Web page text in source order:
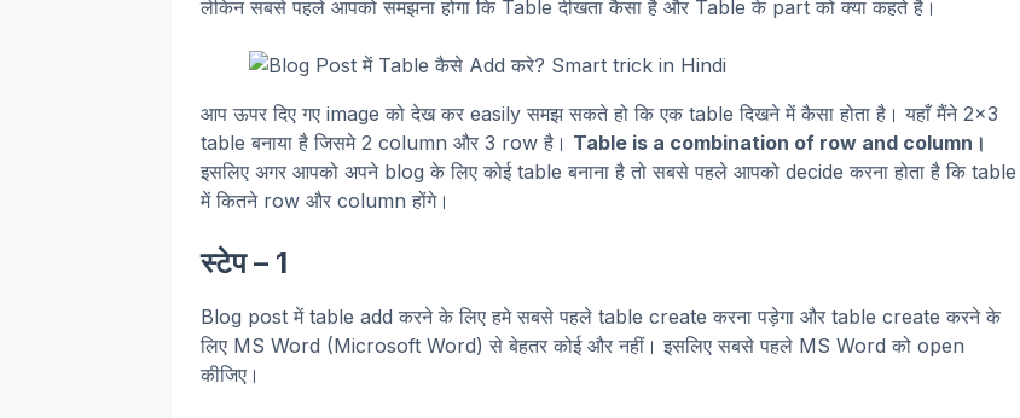
लेकिन सबसे पहले आपको समझना होगा कि Table दीखता कैसा है और Table के part को क्या कहते है।
आप ऊपर दिए गए image को देख कर easily समझ सकते हो कि एक table दिखने में कैसा होता है। यहाँ मैंने 2×3
table बनाया है जिसमे 2 column और 3 row है। Table is a combination of row and column।
इसलिए अगर आपको अपने blog के लिए कोई table बनाना है तो सबसे पहले आपको decide करना होता है कि table
में कितने row और column होंगे।
स्टेप – 1
Blog post में table add करने के लिए हमे सबसे पहले table create करना पड़ेगा और table create करने के
लिए MS Word (Microsoft Word) से बेहतर कोई और नहीं। इसलिए सबसे पहले MS Word को open
कीजिए।